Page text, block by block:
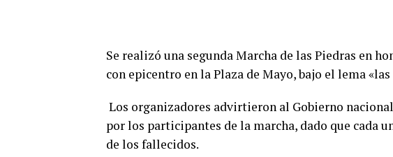
Se realizó una segunda Marcha de las Piedras en
con epicentro en la Plaza de Mayo, bajo el lema
Los organizadores advirtieron al Gobierno
por los participantes de la marcha, dado que cada
de los fallecidos.